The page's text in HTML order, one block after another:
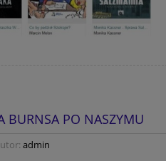
BURNSA PO NASZYMU
admin